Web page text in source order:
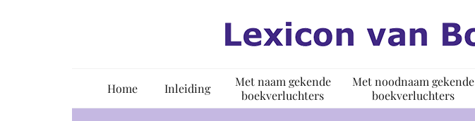
Home Inleiding
Met naam gekende
boekverluchters
Met noodnaam gekende
boekverluchters